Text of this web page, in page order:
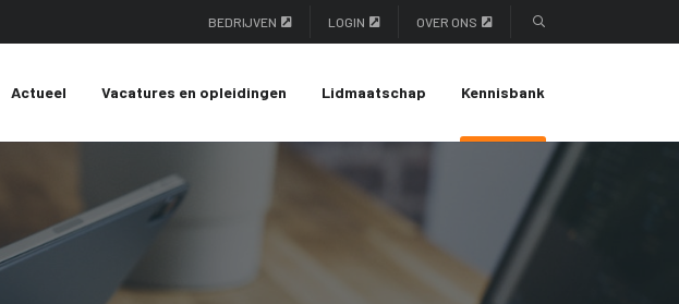
BEDRIJVEN LOGIN OVER ONS
Actueel Vacatures en opleidingen Lidmaatschap Kennisbank